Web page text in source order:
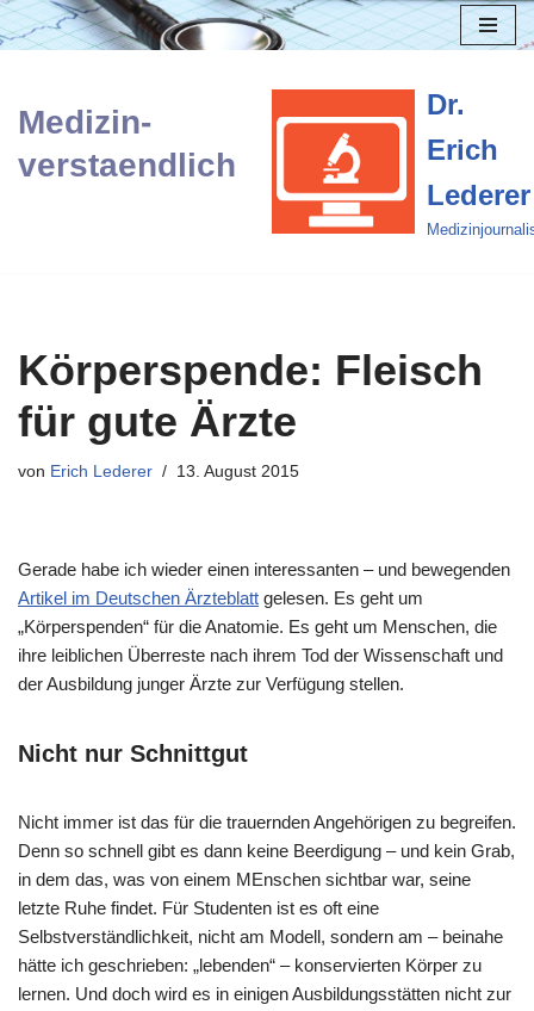
springen
Medizin-
verstaendlich
Dr.
Erich
Lederer
Körperspende: Fleisch
für gute Ärzte
von Erich Lederer 13. August 2015
Gerade habe ich wieder einen interessanten – und bewegenden
Artikel im Deutschen Ärzteblatt gelesen. Es geht um
„Körperspenden“ für die Anatomie. Es geht um Menschen, die
ihre leiblichen Überreste nach ihrem Tod der Wissenschaft und
der Ausbildung junger Ärzte zur Verfügung stellen.
Nicht nur Schnittgut
Nicht immer ist das für die trauernden Angehörigen zu begreifen.
Denn so schnell gibt es dann keine Beerdigung – und kein Grab,
in dem das, was von einem MEnschen sichtbar war, seine
letzte Ruhe findet. Für Studenten ist es oft eine
Selbstverständlichkeit, nicht am Modell, sondern am – beinahe
hätte ich geschrieben: „lebenden“ – konservierten Körper zu
lernen. Und doch wird es in einigen Ausbildungsstätten nicht zur